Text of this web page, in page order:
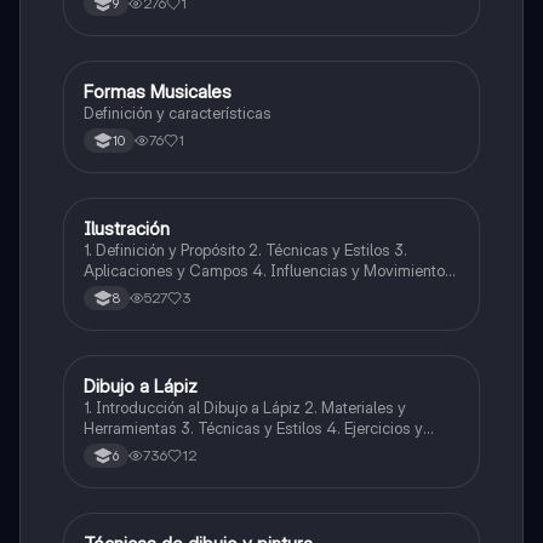
9
Música
Formas Musicales
Definición y características
10 76 1
Artes
Ilustración
1. Definición y Propósito 2. Técnicas y Estilos 3.
Aplicaciones y Campos 4. Influencias y Movimientos
Artísticos 5. Ética en la Ilustración 6. Desarrollo
Profesional y Educativo 7. Ejemplos y Referencias
8 527 3
Artes
Dibujo a Lápiz
1. Introducción al Dibujo a Lápiz 2. Materiales y
Herramientas 3. Técnicas y Estilos 4. Ejercicios y
Prácticas Recomendadas 5. Inspiración y
Referencias 6. Proceso Creativo y Experimentación
6 736 12